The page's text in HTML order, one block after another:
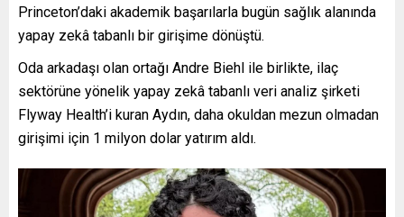
Princeton’daki akademik başarılarla bugün sağlık alanında
yapay zekâ tabanlı bir girişime dönüştü.
Oda arkadaşı olan ortağı Andre Biehl ile birlikte, ilaç
sektörüne yönelik yapay zekâ tabanlı veri analiz şirketi
Flyway Health’i kuran Aydın, daha okuldan mezun olmadan
girişimi için 1 milyon dolar yatırım aldı.